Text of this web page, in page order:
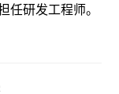
任研发工程师。